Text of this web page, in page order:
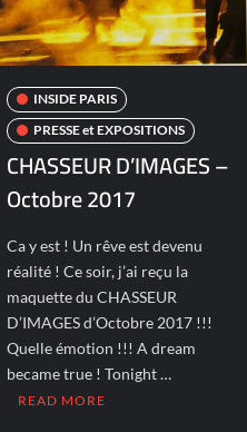
INSIDE PARIS
PRESSE et EXPOSITIONS
CHASSEUR D’IMAGES –
Octobre 2017
Ca y est ! Un rêve est devenu
réalité ! Ce soir, j’ai reçu la
maquette du CHASSEUR
D’IMAGES d’Octobre 2017 !!!
Quelle émotion !!! A dream
became true ! Tonight …
READ MORE